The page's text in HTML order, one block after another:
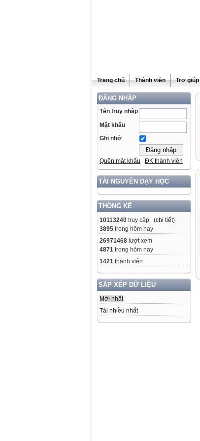
Trang chủ Thành viên Trợ giúp
ĐĂNG NHẬP
Tên truy nhập
Mật khẩu
Ghi nhớ
Quên mật khẩu ĐK thành viên
TÀI NGUYÊN DẠY HỌC
THỐNG KÊ
10113240 truy cập (chi tiết)
3895 trong hôm nay
26971468 lượt xem
4871 trong hôm nay
1421 thành viên
SẮP XẾP DỮ LIỆU
Mới nhất
Tải nhiều nhất